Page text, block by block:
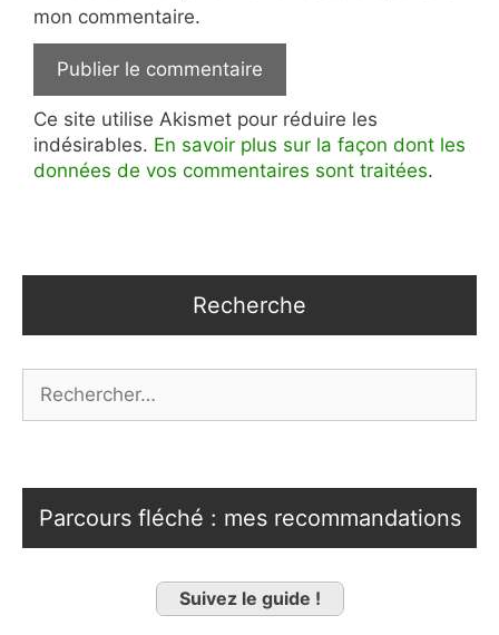
mon commentaire.
Ce site utilise Akismet pour réduire les
indésirables. En savoir plus sur la façon dont les
données de vos commentaires sont traitées.
Recherche
Parcours fléché : mes recommandations
Suivez le guide !